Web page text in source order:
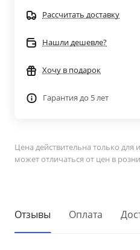
Рассчитать доставку
Нашли дешевле?
Хочу в подарок
Гарантия до 5 лет
Цена действительна только для
может отличаться от цен в
Отзывы Оплата